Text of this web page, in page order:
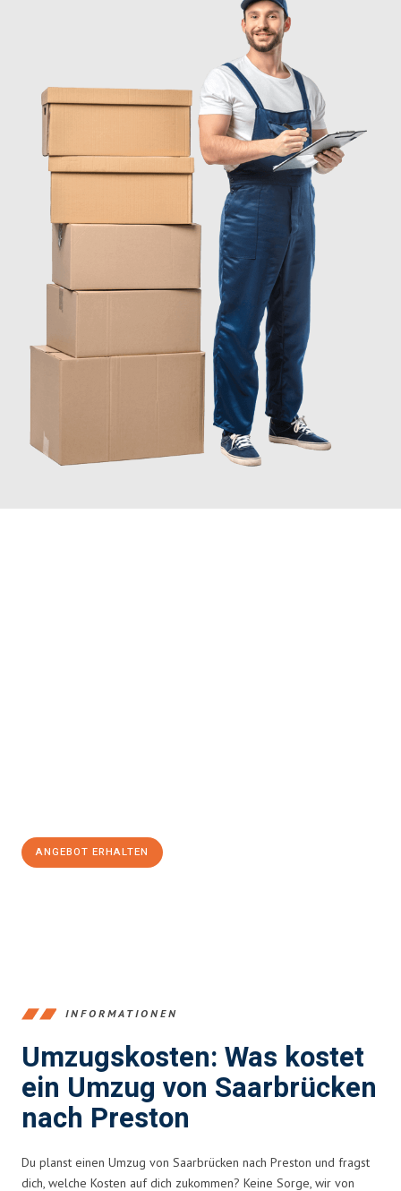
ANGEBOT ERHALTEN
INFORMATIONEN
Umzugskosten: Was kostet
ein Umzug von Saarbrücken
nach Preston
Du planst einen Umzug von Saarbrücken nach Preston und fragst
dich, welche Kosten auf dich zukommen? Keine Sorge, wir von